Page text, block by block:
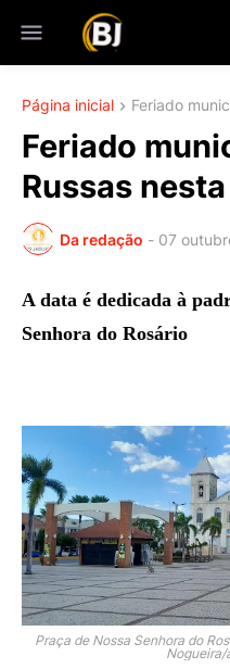
Página inicial Feriado
Feriado
Russas
Da redação - 07
A data é dedicada à
Senhora do Rosário
Praça de Nossa Senhora do
Nogueira/